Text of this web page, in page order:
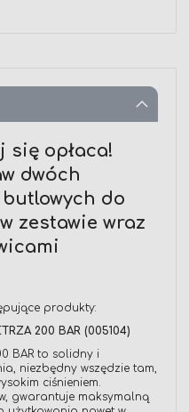
się opłaca!
dwóch
do
zestawie wraz
produkty:
200 BAR (005104)
BAR to solidny i
niezbędny wszędzie tam,
ciśnieniem.
gwarantuje maksymalną